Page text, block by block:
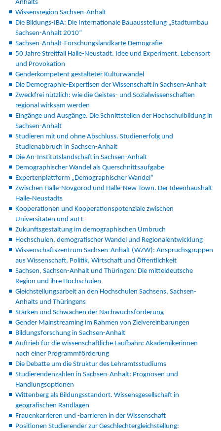
Anhalts
Wissensregion Sachsen-Anhalt
Die Bildungs-IBA: Die Internationale Bauausstellung „Stadtumbau
Sachsen-Anhalt 2010“
Sachsen-Anhalt-Forschungslandkarte Demografie
50 Jahre Streitfall Halle-Neustadt. Idee und Experiment. Lebensort
und Provokation
Genderkompetent gestalteter Kulturwandel
Die Demographie-Expertisen der Wissenschaft in Sachsen-Anhalt
Zweckfrei nützlich: wie die Geistes- und Sozialwissenschaften
regional wirksam werden
Eingänge und Ausgänge. Die Schnittstellen der Hochschulbildung in
Sachsen-Anhalt
Studieren mit und ohne Abschluss. Studienerfolg und
Studienabbruch in Sachsen-Anhalt
Die An-Institutslandschaft in Sachsen-Anhalt
Demographischer Wandel als Querschnittsaufgabe
Expertenplattform „Demographischer Wandel“
Zwischen Halle-Novgorod und Halle-New Town. Der Ideenhaushalt
Halle-Neustadts
Kooperationen und Kooperationspotenziale zwischen
Universitäten und auFE
Zukunftsgestaltung im demographischen Umbruch
Hochschulen, demografischer Wandel und Regionalentwicklung
Wissenschaftszentrum Sachsen-Anhalt (WZW): Anspruchsgruppen
aus Wissenschaft, Politik, Wirtschaft und Öffentlichkeit
Sachsen, Sachsen-Anhalt und Thüringen: Die mitteldeutsche
Region und ihre Hochschulen
Gleichstellungsarbeit an den Hochschulen Sachsens, Sachsen-
Anhalts und Thüringens
Stärken und Schwächen der Nachwuchsförderung
Gender Mainstreaming im Rahmen von Zielvereinbarungen
Bildungsforschung in Sachsen-Anhalt
Auftrieb für die wissenschaftliche Laufbahn: Akademikerinnen
nach einer Programmförderung
Die Debatte um die Struktur des Lehramtsstudiums
Studierendenzahlen in Sachsen-Anhalt: Prognosen und
Handlungsoptionen
Wittenberg als Bildungsstandort. Wissensgesellschaft in
geografischen Randlagen
Frauenkarrieren und -barrieren in der Wissenschaft
Positionen Studierender zur Geschlechtergleichstellung: